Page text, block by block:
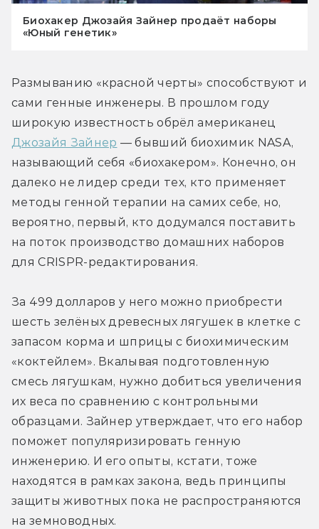
Биохакер Джозайя Зайнер продаёт наборы
«Юный генетик»
Размыванию «красной черты» способствуют и
сами генные инженеры. В прошлом году
Джозайя Зайнер — бывший биохимик NASA,
называющий себя «биохакером». Конечно, он
далеко не лидер среди тех, кто применяет
методы генной терапии на самих себе, но,
вероятно, первый, кто додумался поставить
на поток производство домашних наборов
для CRISPR-редактирования.
За 499 долларов у него можно приобрести
шесть зелёных древесных лягушек в клетке с
запасом корма и шприцы с биохимическим
«коктейлем». Вкалывая подготовленную
смесь лягушкам, нужно добиться увеличения
их веса по сравнению с контрольными
образцами. Зайнер утверждает, что его набор
поможет популяризировать генную
инженерию. И его опыты, кстати, тоже
находятся в рамках закона, ведь принципы
защиты животных пока не распространяются
на земноводных.